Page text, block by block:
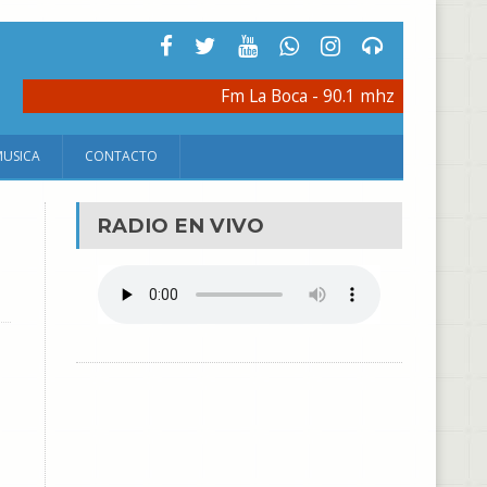
Fm La Boca - 90.1 mhz
CONTACTO
RADIO EN VIVO